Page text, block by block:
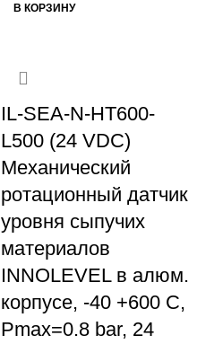
В КОРЗИНУ
IL-SEA-N-HT600-
L500 (24 VDC)
Механический
ротационный датчик
уровня сыпучих
материалов
INNOLEVEL в алюм.
корпусе, -40 +600 С,
Рmax=0.8 bar, 24